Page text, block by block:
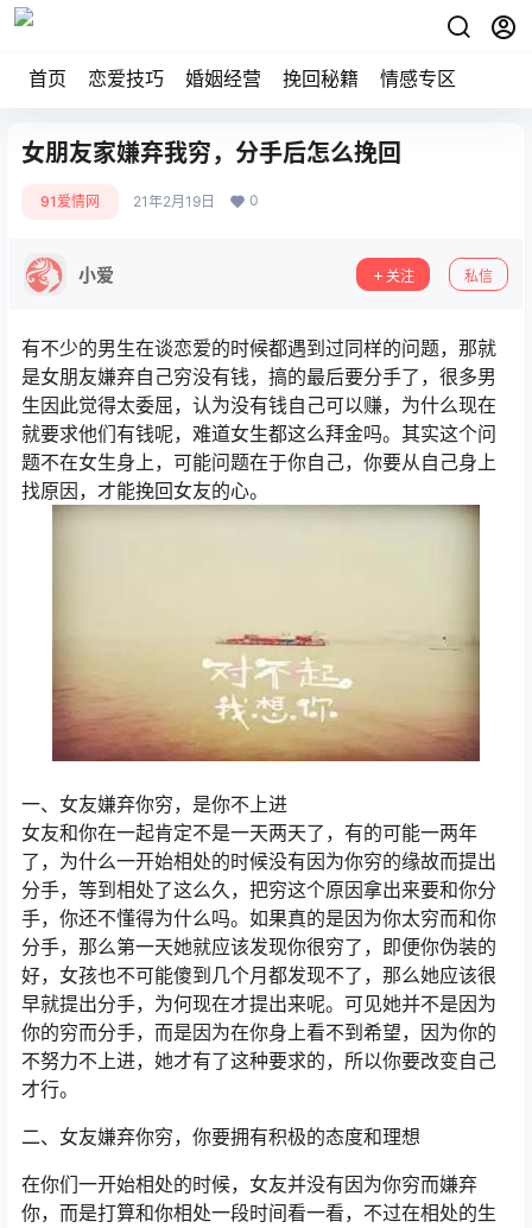
首页 恋爱技巧 婚姻经营 挽回秘籍 情感专区
女朋友家嫌弃我穷，分手后怎么挽回
91爱情网 21年2月19日 0
小爱 关注 私信
有不少的男生在谈恋爱的时候都遇到过同样的问题，那就
是女朋友嫌弃自己穷没有钱，搞的最后要分手了，很多男
生因此觉得太委屈，认为没有钱自己可以赚，为什么现在
就要求他们有钱呢，难道女生都这么拜金吗。其实这个问
题不在女生身上，可能问题在于你自己，你要从自己身上
找原因，才能挽回女友的心。
一、女友嫌弃你穷，是你不上进
女友和你在一起肯定不是一天两天了，有的可能一两年
了，为什么一开始相处的时候没有因为你穷的缘故而提出
分手，等到相处了这么久，把穷这个原因拿出来要和你分
手，你还不懂得为什么吗。如果真的是因为你太穷而和你
分手，那么第一天她就应该发现你很穷了，即便你伪装的
好，女孩也不可能傻到几个月都发现不了，那么她应该很
早就提出分手，为何现在才提出来呢。可见她并不是因为
你的穷而分手，而是因为在你身上看不到希望，因为你的
不努力不上进，她才有了这种要求的，所以你要改变自己
才行。
二、女友嫌弃你穷，你要拥有积极的态度和理想
在你们一开始相处的时候，女友并没有因为你穷而嫌弃
你，而是打算和你相处一段时间看一看，不过在相处的生